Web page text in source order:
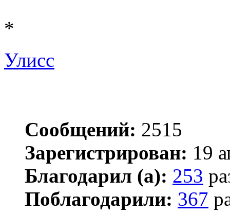
*
Улисс
Сообщений: 2515
Зарегистрирован: 19
Благодарил (а): 253
Поблагодарили: 367